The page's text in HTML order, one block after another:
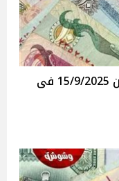
سعر الدرهم الإماراتي اليوم الاثنين 15/9/2025 فى